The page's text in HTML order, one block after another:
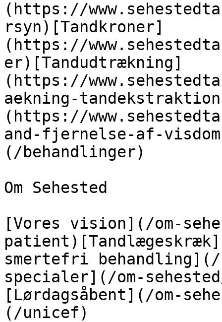
(https://
rsyn)[Tandkroner]
(https://
er)[Tandudtrækning]
(https://
aekning-
(https://
and-fjernelse-af-
(/behandlinger)
Om Sehested
[Vores vision](/om-
smertefri
specialer](/om-
[Lørdagsåbent](/om-
(/unicef)